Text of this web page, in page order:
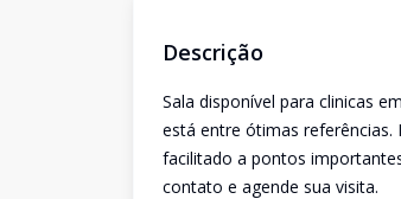
Descrição
Sala disponível para clinicas
está entre ótimas referências.
facilitado a pontos
contato e agende sua visita.